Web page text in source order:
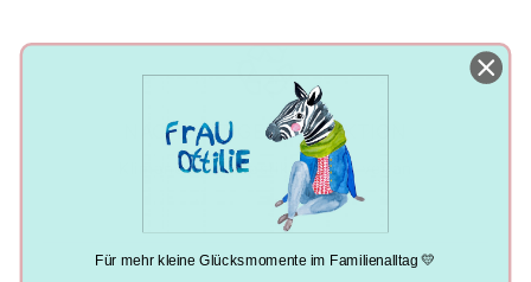
NACHHALTIGE PRODUKTION
Klimaneutral, plastikfrei und vegan
Für mehr kleine Glücksmomente im Familienalltag 💛